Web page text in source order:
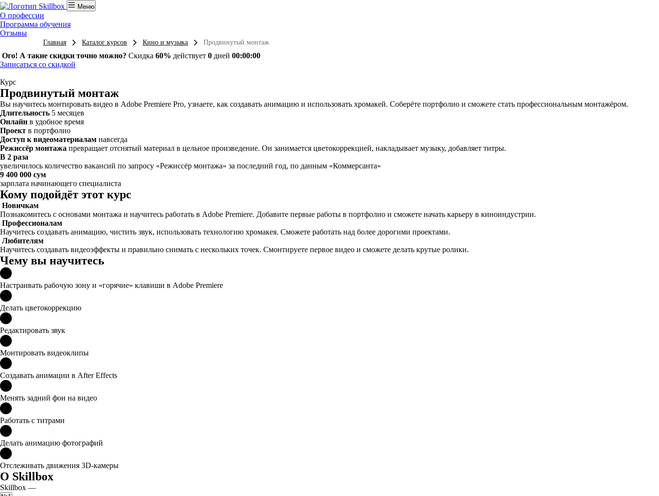
Меню
О профессии
Программа обучения
Отзывы
Главная Каталог курсов Кино и музыка Продвинутый монтаж
Ого! А такие скидки точно можно? Скидка 60% действует 0 дней 00:00:00
Записаться со скидкой
Курс
Продвинутый монтаж
Вы научитесь монтировать видео в Adobe Premiere Pro, узнаете, как создавать анимацию и использовать хромакей. Соберёте портфолио и сможете стать профессиональным монтажёром.
Длительность 5 месяцев
Онлайн в удобное время
Проект в портфолио
Доступ к видеоматериалам навсегда
Режиссёр монтажа превращает отснятый материал в цельное произведение. Он занимается цветокоррекцией, накладывает музыку, добавляет титры.
В 2 раза
увеличилось количество вакансий по запросу «Режиссёр монтажа» за последний год, по данным «Коммерсанта»
9 400 000 сум
зарплата начинающего специалиста
Кому подойдёт этот курс
Новичкам
Познакомитесь с основами монтажа и научитесь работать в Adobe Premiere. Добавите первые работы в портфолио и сможете начать карьеру в киноиндустрии.
Профессионалам
Научитесь создавать анимацию, чистить звук, использовать технологию хромакея. Сможете работать над более дорогими проектами.
Любителям
Научитесь создавать видеоэффекты и правильно снимать с нескольких точек. Смонтируете первое видео и сможете делать крутые ролики.
Чему вы научитесь
Настраивать рабочую зону и «горячие» клавиши в Adobe Premiere
Делать цветокоррекцию
Редактировать звук
Монтировать видеоклипы
Создавать анимации в After Effects
Менять задний фон на видео
Работать с титрами
Делать анимацию фотографий
Отслеживать движения 3D-камеры
О Skillbox
Skillbox —